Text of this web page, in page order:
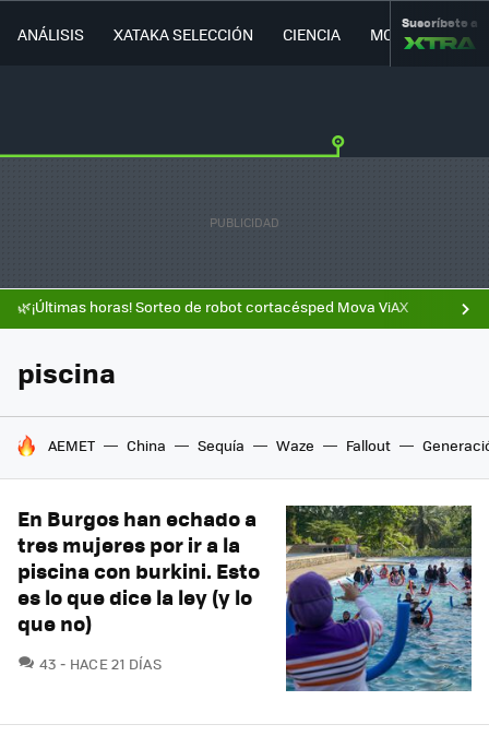
ANÁLISIS XATAKA SELECCIÓN CIENCIA MOVILIDAD
Suscríbete a
🌿¡Últimas horas! Sorteo de robot cortacésped Mova ViAX
piscina
HOY SE HABLA DE
AEMET China Sequía Waze Fallout
En Burgos han echado a
tres mujeres por ir a la
piscina con burkini. Esto
es lo que dice la ley (y lo
que no)
43 COMENTARIOS
HACE 21 DÍAS